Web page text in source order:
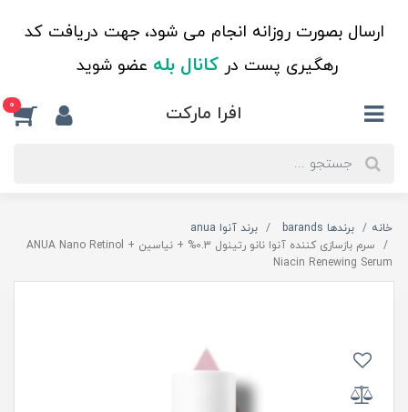
ارسال بصورت روزانه انجام می شود، جهت دریافت کد
رهگیری پست درکانال بله عضو شوید
افرا مارکت 0
خانه برندها barands
برند آنوا anua
سرم بازسازی کننده آنوا نانو رتینول 0.3% + نیاسین ANUA Nano Retinol +
Niacin Renewing Serum